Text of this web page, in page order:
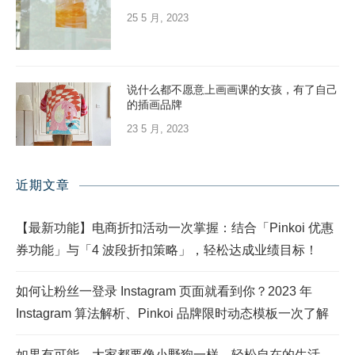
25 5 月, 2023
说什么都不愿意上画画课的女孩，有了自己
的插画品牌
23 5 月, 2023
近期文章
【最新功能】电商折扣活动一次掌握：结合「Pinkoi 优惠
券功能」与「4 波段折扣策略」，轻松达成业绩目标！
如何让粉丝一登录 Instagram 页面就看到你？2023 年
Instagram 算法解析、Pinkoi 品牌限时动态模板一次了解